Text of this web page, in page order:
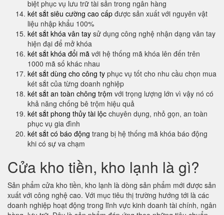
biệt phục vụ lưu trữ tài sản trong ngân hàng
két sắt siêu cường cao cấp được sản xuất với nguyên vật
liệu nhập khẩu 100%
két sắt khóa vân tay sử dụng công nghệ nhận dạng vân tay
hiện đại để mở khóa
két sắt khóa đổi mã với hệ thống mã khóa lên đến trên
1000 mã số khác nhau
két sắt dùng cho công ty phục vụ tốt cho nhu cầu chọn mua
két sắt của từng doanh nghiệp
két sắt an toàn chông trộm với trọng lượng lớn vì vậy nó có
khả năng chống bê trộm hiệu quả
két sắt phong thủy tài lộc chuyên dụng, nhỏ gọn, an toàn
phục vụ gia đình
két sắt có báo động trang bị hệ thống mã khóa báo động
khi có sự va chạm
Cửa kho tiền, kho lạnh là gì?
Sản phẩm cửa kho tiền, kho lạnh là dòng sản phẩm mới được sản
xuất với công nghệ cao. Với mục tiêu thị trường hướng tới là các
doanh nghiệp hoạt động trong lĩnh vực kinh doanh tài chính, ngân